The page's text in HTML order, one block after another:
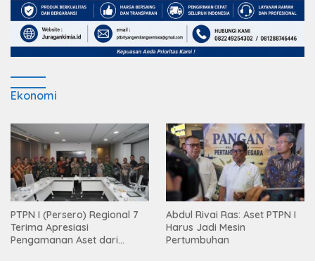
Ekonomi
PTPN I (Persero) Regional 7
Terima Apresiasi
Pengamanan Aset dari
Abdul Rivai Ras: Aset PTPN I
Harus Jadi Mesin
Pertumbuhan